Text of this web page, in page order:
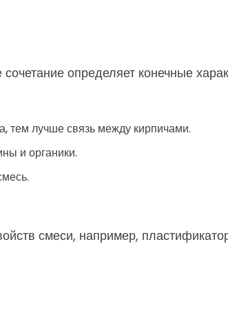
определяет конечные
тем лучше связь между кирпичами.
и органики.
смеси, например,